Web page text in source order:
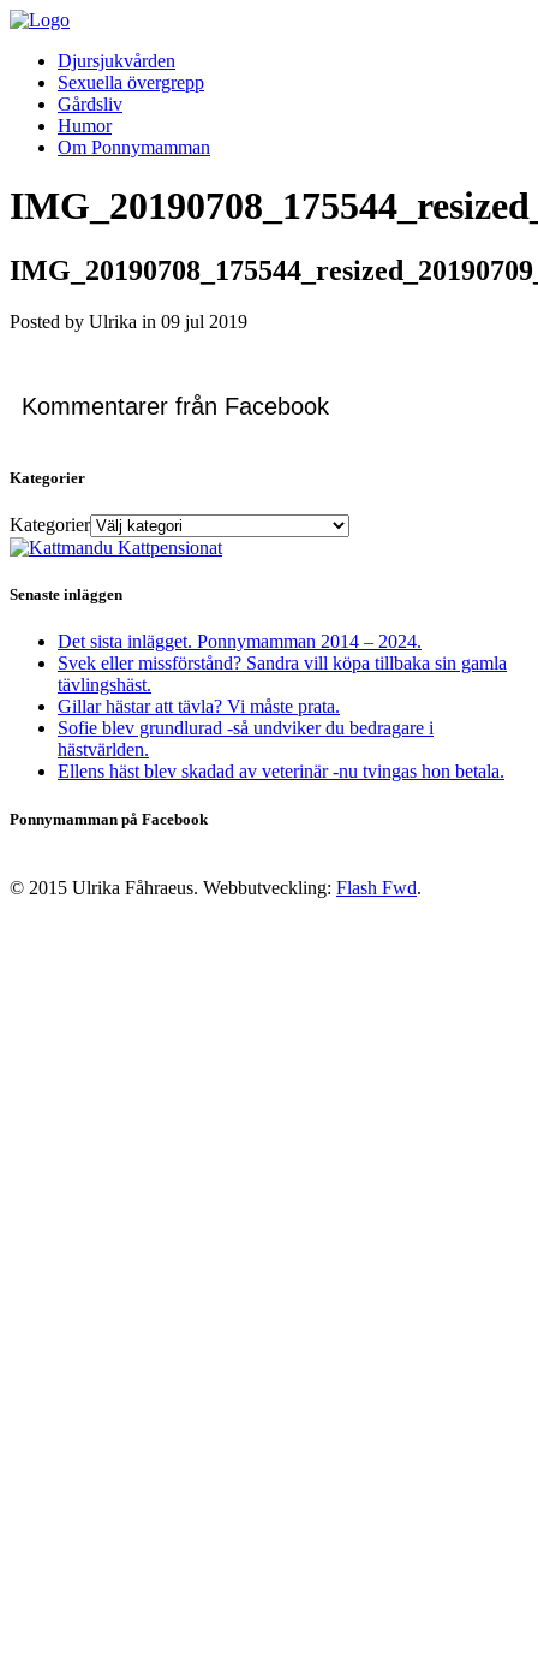
Djursjukvården
Sexuella övergrepp
Gårdsliv
Humor
Om Ponnymamman
Posted by Ulrika in 09 jul 2019
Kommentarer från Facebook
Kategorier
Kategorier
Senaste inläggen
Det sista inlägget. Ponnymamman 2014 – 2024.
Svek eller missförstånd? Sandra vill köpa tillbaka sin gamla
tävlingshäst.
Gillar hästar att tävla? Vi måste prata.
Sofie blev grundlurad -så undviker du bedragare i
hästvärlden.
Ellens häst blev skadad av veterinär -nu tvingas hon betala.
Ponnymamman på Facebook
© 2015 Ulrika Fåhraeus. Webbutveckling: Flash Fwd.